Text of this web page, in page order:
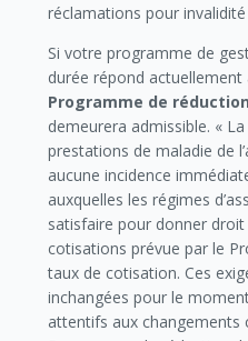
réclamations pour
Si votre programme de
durée répond actuellement
Programme de
demeurera admissible. «
prestations de maladie de
aucune incidence
auxquelles les régimes
satisfaire pour donner
cotisations prévue par le
taux de cotisation. Ces
inchangées pour le
attentifs aux changements